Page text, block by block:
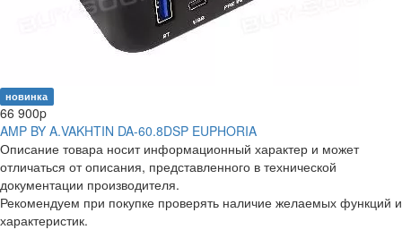
новинка
66 900p
AMP BY A.VAKHTIN DA-60.8DSP EUPHORIA
Описание товара носит информационный характер и может
отличаться от описания, представленного в технической
документации производителя.
Рекомендуем при покупке проверять наличие желаемых функций и
характеристик.